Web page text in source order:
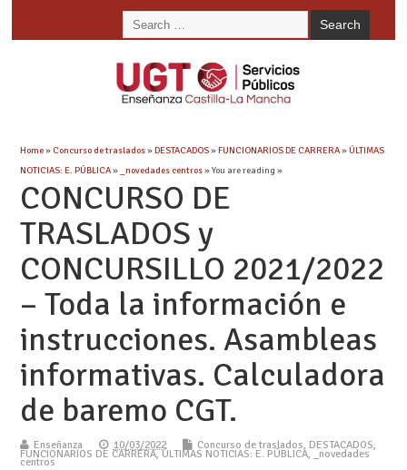
Home» Concurso de traslados»DESTACADOS»FUNCIONARIOS DE CARRERA»ÚLTIMAS
NOTICIAS: E. PÚBLICA» _novedades centros» You are reading »
CONCURSO DE
TRASLADOS y
CONCURSILLO 2021/2022
– Toda la información e
instrucciones. Asambleas
informativas. Calculadora
de baremo CGT.
Enseñanza 10/03/2022 Concurso de traslados, DESTACADOS,
FUNCIONARIOS DE CARRERA,ÚLTIMAS NOTICIAS: E. PÚBLICA, _novedades
centros